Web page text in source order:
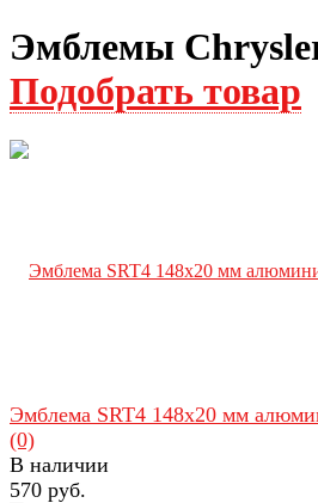
Эмблемы
Подобрать товар
Эмблема SRT4 148х20 мм
(0)
В наличии
570 руб.